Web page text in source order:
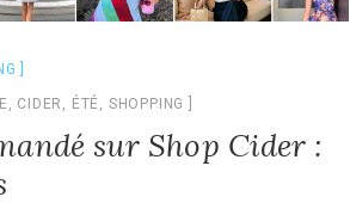
CIDER ÉTÉ SHOPPING
sur Shop Cider :